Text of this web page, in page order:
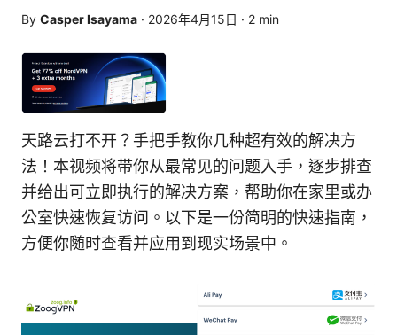
By Casper Isayama · 2026年4月15日 · 2 min
天路云打不开？手把手教你几种超有效的解决方
法！本视频将带你从最常见的问题入手，逐步排查
并给出可立即执行的解决方案，帮助你在家里或办
公室快速恢复访问。以下是一份简明的快速指南，
方便你随时查看并应用到现实场景中。